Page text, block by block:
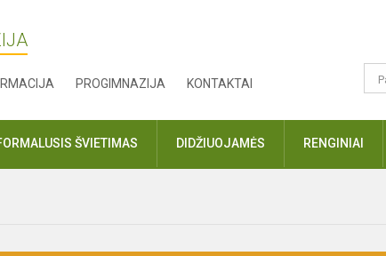
PROGIMNAZIJA KONTAKTAI
ŠVIETIMAS DIDŽIUOJAMĖS RENGINIAI